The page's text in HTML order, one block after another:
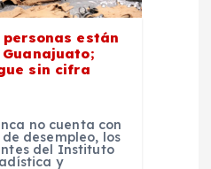
están
sin cifra
no cuenta con
desempleo, los
del Instituto
y